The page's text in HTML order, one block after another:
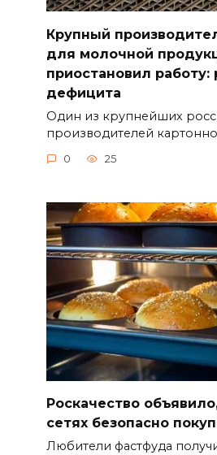
Крупный
для молочной
приостановил
дефицита
Один из крупнейших
производителей
0 25
Роскачество
сетях безопасно
Любители фастфуда